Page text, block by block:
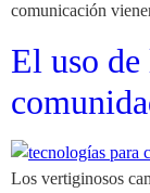
comunicación
El uso de
Los vertiginosos